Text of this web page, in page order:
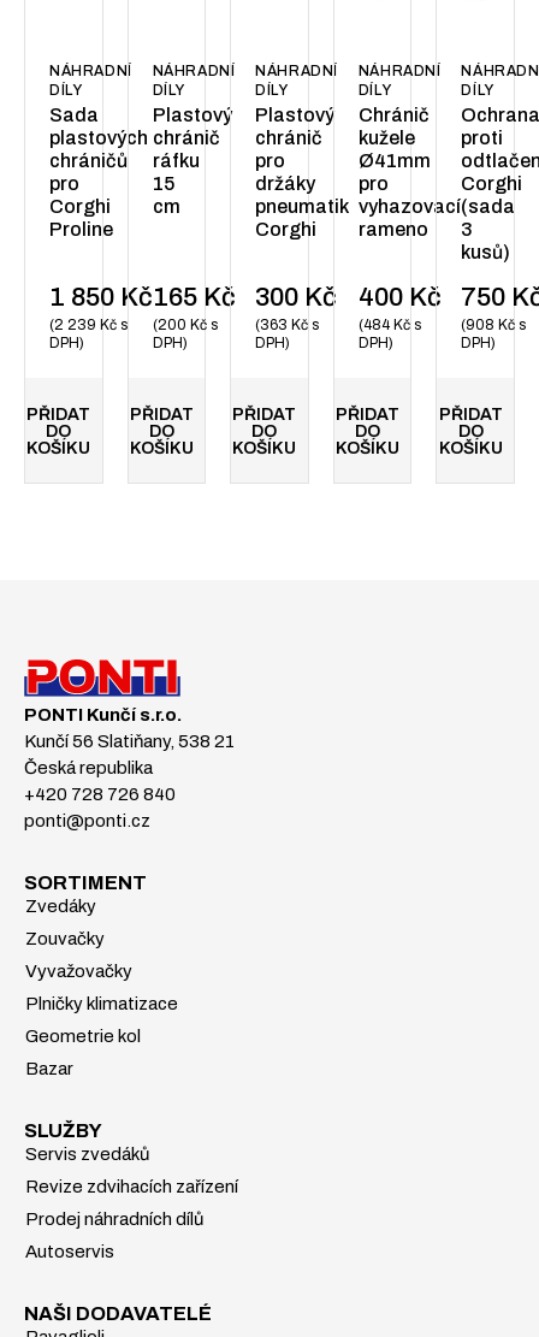
NÁHRADNÍ
DÍLY
Sada
plastových
chráničů
pro
Corghi
Proline
1 850 Kč
2 239 Kč s
DPH
PŘIDAT
DO
KOŠÍKU
NÁHRADNÍ
DÍLY
Plastový
chránič
ráfku
15
cm
165 Kč
200 Kčs
DPH
PŘIDAT
DO
KOŠÍKU
NÁHRADNÍ
DÍLY
Plastový
chránič
pro
držáky
pneumatik
Corghi
300 Kč
363Kč s
DPH
PŘIDAT
DO
KOŠÍKU
NÁHRADNÍ
DÍLY
Chránič
kužele
Ø41mm
pro
vyhazovací
rameno
400 Kč
484 Kčs
DPH
PŘIDAT
DO
KOŠÍKU
DÍLY
proti
Corghi
(sada
3
kusů)
750
908Kč s
DPH
PŘIDAT
DO
KOŠÍKU
PONTI Kunčí s.r.o.
Kunčí 56 Slatiňany, 538 21
Česká republika
+420 728 726 840
ponti@ponti.cz
SORTIMENT
Zvedáky
Zouvačky
Vyvažovačky
Plničky klimatizace
Geometrie kol
Bazar
SLUŽBY
Servis zvedáků
Revize zdvihacích zařízení
Prodej náhradních dílů
Autoservis
NAŠI DODAVATELÉ